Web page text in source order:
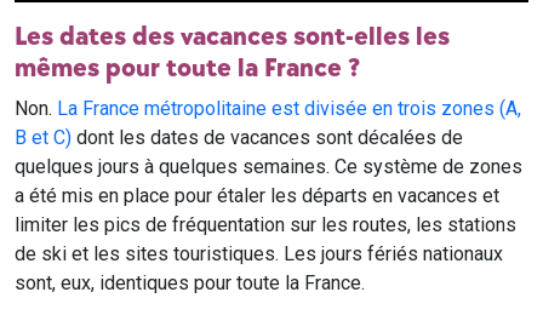
Les dates des vacances sont-elles les
mêmes pour toute la France ?
Non. La France métropolitaine est divisée en trois zones (A,
B et C) dont les dates de vacances sont décalées de
quelques jours à quelques semaines. Ce système de zones
a été mis en place pour étaler les départs en vacances et
limiter les pics de fréquentation sur les routes, les stations
de ski et les sites touristiques. Les jours fériés nationaux
sont, eux, identiques pour toute la France.